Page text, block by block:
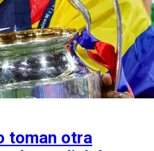
toman otra